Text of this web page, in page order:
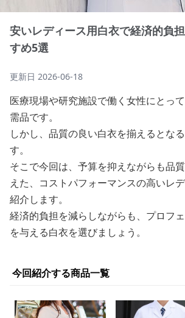
安いレディース用白衣で経済的負
すめ5選
更新日 2026-06-18
医療現場や研究施設で働く女性にとっ
需品です。
しかし、品質の良い白衣を揃えるとな
す。
そこで今回は、予算を抑えながらも品
えた、コストパフォーマンスの高いレ
紹介します。
経済的負担を減らしながらも、プロフ
を与える白衣を選びましょう。
今回紹介する商品一覧